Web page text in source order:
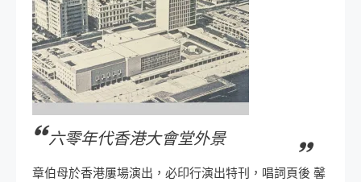
六零年代香港大會堂外景
章伯母於香港屢場演出，必印行演出特刊，唱詞頁後 馨